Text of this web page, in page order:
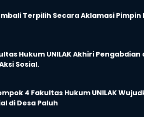
Terpilih Secara Aklamasi Pimpin
Hukum UNILAK Akhiri
Sosial.
4 Fakultas Hukum UNILAK
di Desa Paluh